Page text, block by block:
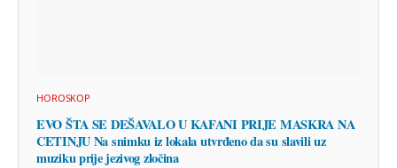
HOROSKOP
EVO ŠTA SE DEŠAVALO U KAFANI PRIJE MASKRA NA
CETINJU Na snimku iz lokala utvrđeno da su slavili uz
muziku prije jezivog zločina